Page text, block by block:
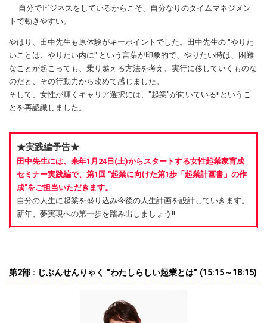
自分でビジネスをしているからこそ、自分なりのタイムマネジメン
トで動きやすい。
やはり、田中先生も原体験がキーポイントでした。田中先生の "やりた
いことは、やりたい内に" という言葉が印象的で、やりたい時は、困難
なことが起こっても、乗り越える方法を考え、実行に移していくものな
のだと、その行動力から改めて感じました。
そして、女性が輝くキャリア選択には、"起業"が向いている!!というこ
とを再認識しました。
★実践編予告★
田中先生には、来年1月24日(土)からスタートする女性起業家育成
セミナー実践編で、第1回 "起業に向けた第1歩「起業計画書」の作
成"をご担当いただきます。
自分の人生に起業を盛り込み今後の人生計画を設計していきます。
新年、夢実現への第一歩を踏み出しましょう!!
第2部 : じぶんせんりゃく "わたしらしい起業とは" (15:15～18:15)